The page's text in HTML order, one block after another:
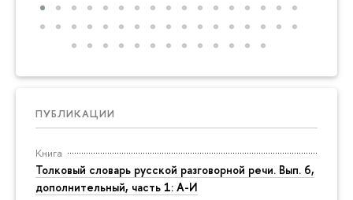
ПУБЛИКАЦИИ
Книга
Толковый словарь русской разговорной речи. Вып. 6,
дополнительный, часть 1: А-И